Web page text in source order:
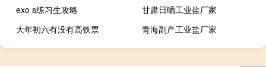
exo s练习生攻略
甘肃日晒工业盐厂家
大年初六有没有高铁票
青海副产工业盐厂家